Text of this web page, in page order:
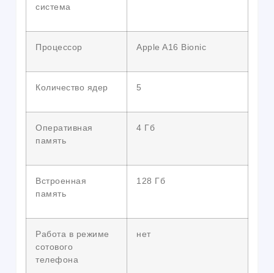
система
Процессор Apple A16 Bionic
Количество ядер 5
Оперативная
память
4 Гб
Встроенная
память
128 Гб
Работа в режиме
сотового
телефона
нет